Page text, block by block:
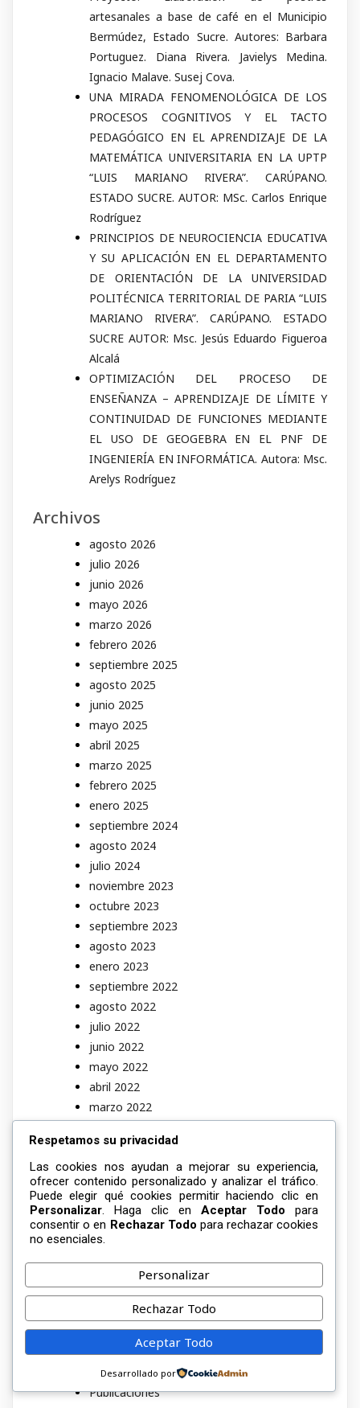
artesanales a base de café en el Municipio
Bermúdez, Estado Sucre. Autores: Barbara
Portuguez. Diana Rivera. Javielys Medina.
Ignacio Malave. Susej Cova.
UNA MIRADA FENOMENOLÓGICA DE LOS
PROCESOS COGNITIVOS Y EL TACTO
PEDAGÓGICO EN EL APRENDIZAJE DE LA
MATEMÁTICA UNIVERSITARIA EN LA UPTP
“LUIS MARIANO RIVERA”. CARÚPANO.
ESTADO SUCRE. AUTOR: MSc. Carlos Enrique
Rodríguez
PRINCIPIOS DE NEUROCIENCIA EDUCATIVA
Y SU APLICACIÓN EN EL DEPARTAMENTO
DE ORIENTACIÓN DE LA UNIVERSIDAD
POLITÉCNICA TERRITORIAL DE PARIA “LUIS
MARIANO RIVERA”. CARÚPANO. ESTADO
SUCRE AUTOR: Msc. Jesús Eduardo Figueroa
Alcalá
OPTIMIZACIÓN DEL PROCESO DE
ENSEÑANZA – APRENDIZAJE DE LÍMITE Y
CONTINUIDAD DE FUNCIONES MEDIANTE
EL USO DE GEOGEBRA EN EL PNF DE
INGENIERÍA EN INFORMÁTICA. Autora: Msc.
Arelys Rodríguez
Archivos
agosto 2026
julio 2026
junio 2026
mayo 2026
marzo 2026
febrero 2026
septiembre 2025
agosto 2025
junio 2025
mayo 2025
abril 2025
marzo 2025
febrero 2025
enero 2025
septiembre 2024
agosto 2024
julio 2024
noviembre 2023
octubre 2023
septiembre 2023
agosto 2023
enero 2023
septiembre 2022
agosto 2022
julio 2022
junio 2022
mayo 2022
abril 2022
marzo 2022
junio 2021
mayo 2021
abril 2021
marzo 2021
febrero 2021
Categorías
cafe
Informativas
Libros
Proyecto – Trabajo
Proyectos de Investigacion
Publicaciones
Respetamos su privacidad
Las cookies nos ayudan a mejorar su experiencia,
ofrecer contenido personalizado y analizar el tráfico.
Puede elegir qué cookies permitir haciendo clic en
Personalizar. Haga clic enAceptar Todo para
consentir o en Rechazar Todo para rechazar cookies
no esenciales.
Personalizar
Rechazar Todo
Aceptar Todo
Desarrollado por